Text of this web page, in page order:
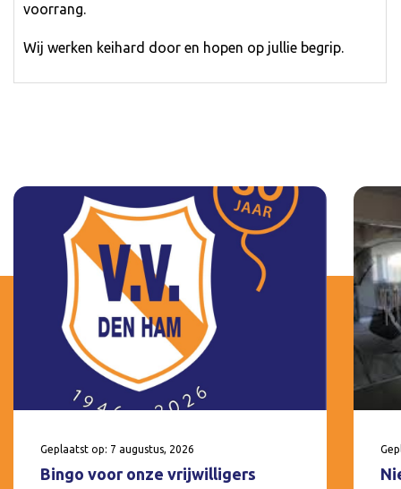
voorrang.
Wij werken keihard door en hopen op jullie begrip.
Geplaatst op: 7 augustus, 2026
Bingo voor onze vrijwilligers